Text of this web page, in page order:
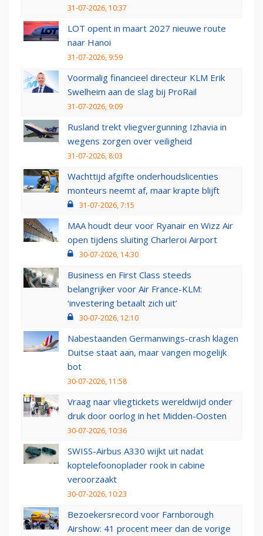
31-07-2026, 10:37
LOT opent in maart 2027 nieuwe route
naar Hanoi
31-07-2026, 9:59
Voormalig financieel directeur KLM Erik
Swelheim aan de slag bij ProRail
31-07-2026, 9:09
Rusland trekt vliegvergunning Izhavia in
wegens zorgen over veiligheid
31-07-2026, 8:03
Wachttijd afgifte onderhoudslicenties
monteurs neemt af, maar krapte blijft
31-07-2026, 7:15
MAA houdt deur voor Ryanair en Wizz Air
open tijdens sluiting Charleroi Airport
30-07-2026, 14:30
Business en First Class steeds
belangrijker voor Air France-KLM:
‘investering betaalt zich uit’
30-07-2026, 12:10
Nabestaanden Germanwings-crash klagen
Duitse staat aan, maar vangen mogelijk
bot
30-07-2026, 11:58
Vraag naar vliegtickets wereldwijd onder
druk door oorlog in het Midden-Oosten
30-07-2026, 10:36
SWISS-Airbus A330 wijkt uit nadat
koptelefoonoplader rook in cabine
veroorzaakt
30-07-2026, 10:23
Bezoekersrecord voor Farnborough
Airshow: 41 procent meer dan de vorige